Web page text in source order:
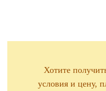
Хотите
условия и цену,